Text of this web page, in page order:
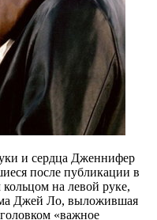
и сердца Дженнифер
после публикации в
на левой руке,
Джей Ло, выложившая
«важное